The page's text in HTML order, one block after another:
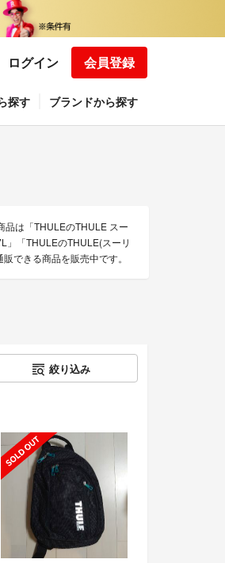
ログイン 会員登録
探す ブランドから探す
品は「THULEのTHULE スー
」「THULEのTHULE(スーリ
できる商品を販売中です。
絞り込み